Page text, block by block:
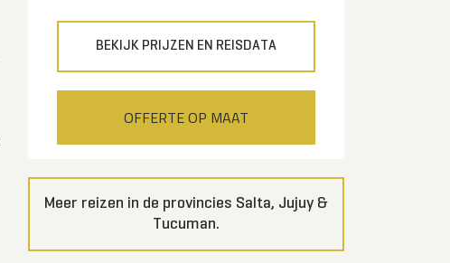
BEKIJK PRIJZEN EN REISDATA
OFFERTE OP MAAT
Meer reizen in de provincies Salta, Jujuy &
Tucuman.